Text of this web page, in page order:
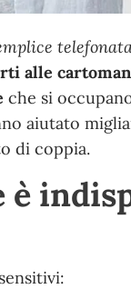
alle
che si
aiutato
di coppia.